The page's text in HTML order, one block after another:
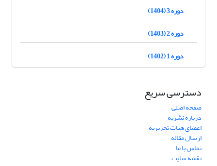
دوره 3 (1404)
دوره 2 (1403)
دوره 1 (1402)
دسترسی سریع
صفحه اصلی
درباره نشریه
اعضای هیات تحریریه
ارسال مقاله
تماس با ما
نقشه سایت